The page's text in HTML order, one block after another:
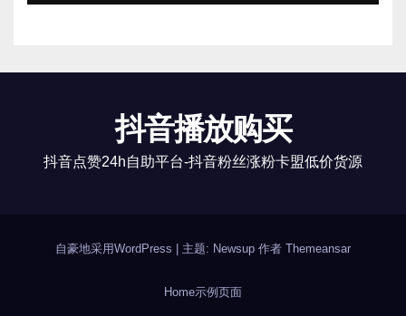
抖音播放购买
抖音点赞24h自助平台-抖音粉丝涨粉卡盟低价货源
自豪地采用WordPress 主题: Newsup 作者 Themeansar
Home示例页面